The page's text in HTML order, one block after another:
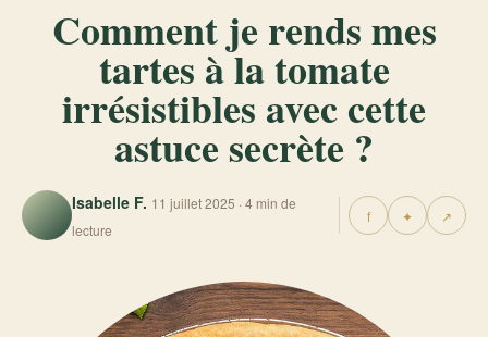
Comment je rends mes
tartes à la tomate
irrésistibles avec cette
astuce secrète ?
Isabelle F. 11 juillet 2025 · 4 min de
lecture
f ✦ ↗